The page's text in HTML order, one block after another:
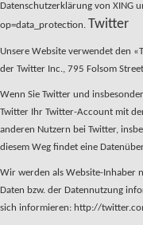
Datenschutzerklärung von XING
op=data_protection. Twitter
Unsere Website verwendet den
der Twitter Inc., 795 Folsom
Wenn Sie Twitter und
Twitter Ihr Twitter-Account mit
anderen Nutzern bei Twitter,
diesem Weg findet eine
Wir werden als Website-Inhaber
Daten bzw. der Datennutzung
sich informieren: http://